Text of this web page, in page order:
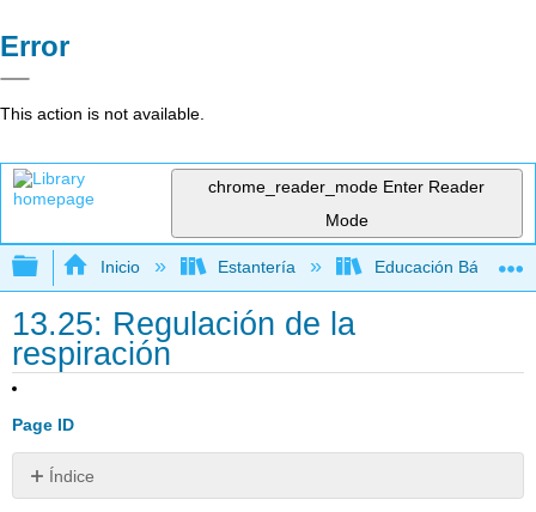
Error
This action is not available.
chrome_reader_mode Enter Reader
Mode
Expandir/contraer jerarquía global
Inicio Estantería Educación Básica
13.25: Regulación de la
respiración
Page ID
Índice